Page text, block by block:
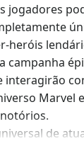
jogadores
heróis
campanha
interagirão
Marvel
de